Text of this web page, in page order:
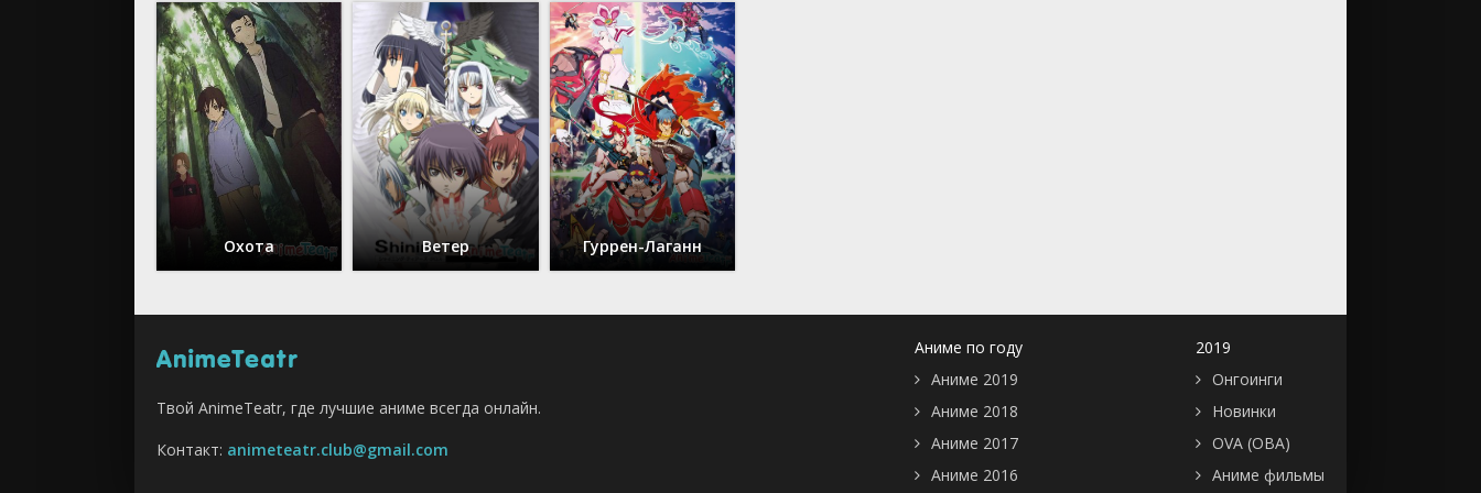
Охота Ветер Гуррен-Лаганн
Твой AnimeTeatr, где лучшие аниме всегда онлайн.
Контакт: animeteatr.club@gmail.com
Аниме по году
Аниме 2019
Аниме 2018
Аниме 2017
Аниме 2016
2019
Онгоинги
Новинки
OVA (ОВА)
Аниме фильмы